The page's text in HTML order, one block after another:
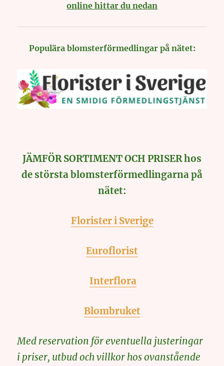
online hittar du nedan
Populära blomsterförmedlingar på nätet:
JÄMFÖR SORTIMENT OCH PRISER hos
de största blomsterförmedlingarna på
nätet:
Florister i Sverige
Euroflorist
Interflora
Blombruket
Med reservation för eventuella justeringar
i priser, utbud och villkor hos ovanstående